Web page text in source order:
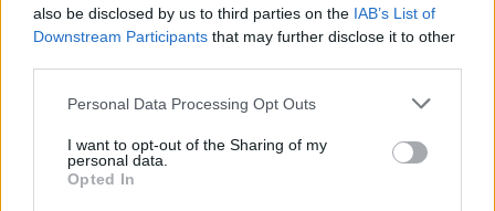
also be disclosed by us to third parties on the IAB’s List of
Downstream Participants that may further disclose it to other
Personal Data Processing Opt Outs
I want to opt-out of the Sharing of my
personal data.
Opted In